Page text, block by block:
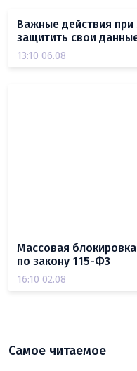
Важные действия
защитить свои
13:10 06.08
Массовая
по закону 115-ФЗ
16:10 02.08
Самое читаемое